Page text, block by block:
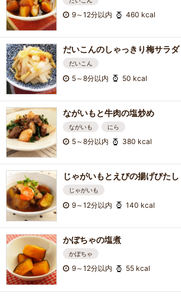
9～12分以内 460 kcal
だいこんのしゃっきり梅サラダ
だいこん
5～8分以内 50 kcal
ながいもと牛肉の塩炒め
ながいも にら
5～8分以内 380 kcal
じゃがいもとえびの揚げびたし
じゃがいも
9～12分以内 140 kcal
かぼちゃの塩煮
かぼちゃ
9～12分以内 55 kcal